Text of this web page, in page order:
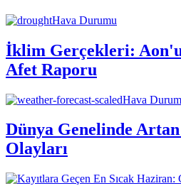
Hava Durumu
İklim Gerçekleri:
Afet Raporu
Hava
Dünya Genelinde
Olayları